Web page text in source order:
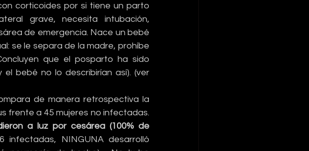
corticoides por si tiene un parto
grave, necesita intubación,
de emergencia. Nace un bebé
se le separa de la madre, prohíbe
que el posparto ha sido
el bebé no lo describirían así). (ver
de manera retrospectiva la
frente a 45 mujeres no infectadas.
a luz por cesárea (100% de
infectadas, NINGUNA desarrolló